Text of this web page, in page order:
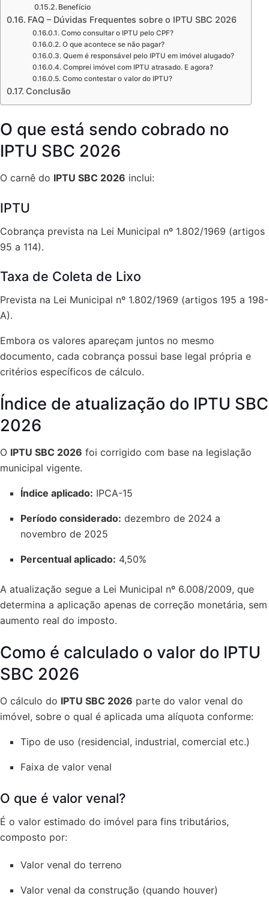
Benefício
FAQ – Dúvidas Frequentes sobre o IPTU SBC 2026
Como consultar o IPTU pelo CPF?
O que acontece se não pagar?
Quem é responsável pelo IPTU em imóvel alugado?
Comprei imóvel com IPTU atrasado. E agora?
Como contestar o valor do IPTU?
Conclusão
O que está sendo cobrado no
IPTU SBC 2026
O carnê do IPTU SBC 2026 inclui:
IPTU
Cobrança prevista na Lei Municipal nº 1.802/1969 (artigos
95 a 114).
Taxa de Coleta de Lixo
Prevista na Lei Municipal nº 1.802/1969 (artigos 195 a 198-
A).
Embora os valores apareçam juntos no mesmo
documento, cada cobrança possui base legal própria e
critérios específicos de cálculo.
Índice de atualização do IPTU SBC
2026
O IPTU SBC 2026 foi corrigido com base na legislação
municipal vigente.
Índice aplicado: IPCA-15
Período considerado: dezembro de 2024 a
novembro de 2025
Percentual aplicado: 4,50%
A atualização segue a Lei Municipal nº 6.008/2009, que
determina a aplicação apenas de correção monetária, sem
aumento real do imposto.
Como é calculado o valor do IPTU
SBC 2026
O cálculo do IPTU SBC 2026 parte do valor venal do
imóvel, sobre o qual é aplicada uma alíquota conforme:
Tipo de uso (residencial, industrial, comercial etc.)
Faixa de valor venal
O que é valor venal?
É o valor estimado do imóvel para fins tributários,
composto por:
Valor venal do terreno
Valor venal da construção (quando houver)